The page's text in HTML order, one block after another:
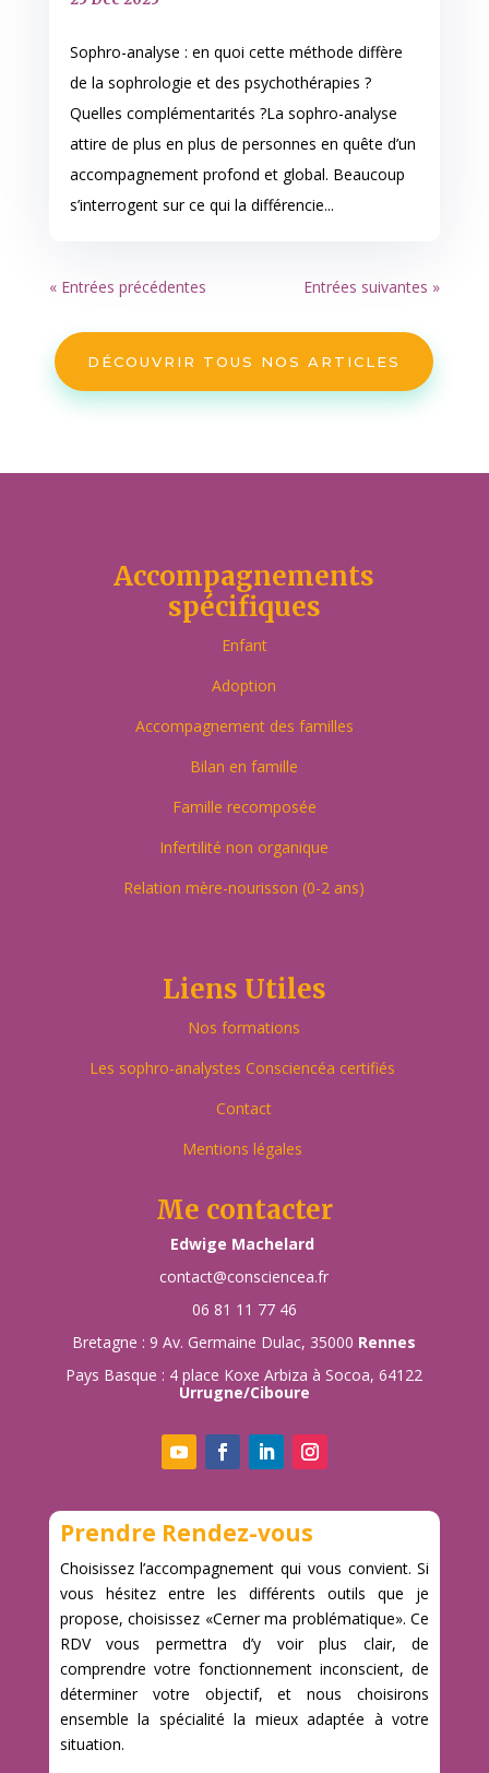
Sophro-analyse : en quoi cette méthode diffère
de la sophrologie et des psychothérapies ?
Quelles complémentarités ?La sophro-analyse
attire de plus en plus de personnes en quête d’un
accompagnement profond et global. Beaucoup
s’interrogent sur ce qui la différencie...
« Entrées précédentes Entrées suivantes »
DÉCOUVRIR TOUS NOS ARTICLES
Accompagnements
spécifiques
Enfant
Adoption
Accompagnement des familles
Bilan en famille
Famille recomposée
Infertilité non organique
Relation mère-nourisson (0-2 ans)
Liens Utiles
Nos formations
Les sophro-analystes Consciencéa certifiés
Contact
Mentions légales
Me contacter
Edwige Machelard
contact@consciencea.fr
06 81 11 77 46
Bretagne : 9 Av. Germaine Dulac, 35000 Rennes
Pays Basque : 4 place Koxe Arbiza à Socoa, 64122
Urrugne/Ciboure
Prendre Rendez-vous
Choisissez l’accompagnement qui vous convient. Si
vous hésitez entre les différents outils que je
propose, choisissez «Cerner ma problématique». Ce
RDV vous permettra d’y voir plus clair, de
comprendre votre fonctionnement inconscient, de
déterminer votre objectif, et nous choisirons
ensemble la spécialité la mieux adaptée à votre
situation.